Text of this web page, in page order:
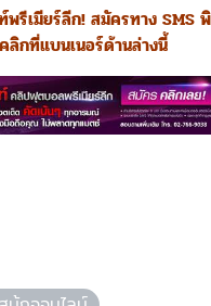
รีเมียร์ลีก! สมัครทาง SMS
กที่แบนเนอร์ด้านล่างนี้